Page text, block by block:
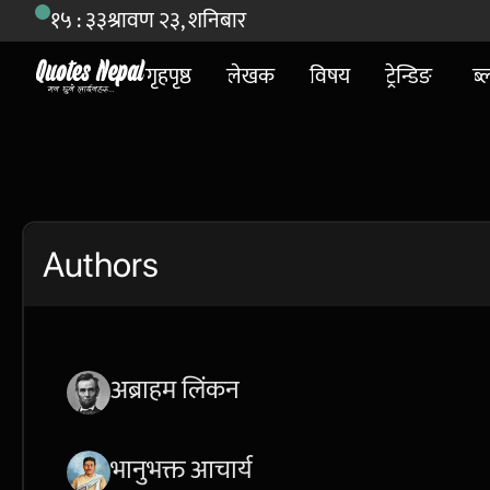
१५ : ३३श्रावण २३, शनिबार
गृहपृष्ठ
लेखक विषय ट्रेन्डिङ
Authors
अब्राहम लिंकन
भानुभक्त आचार्य